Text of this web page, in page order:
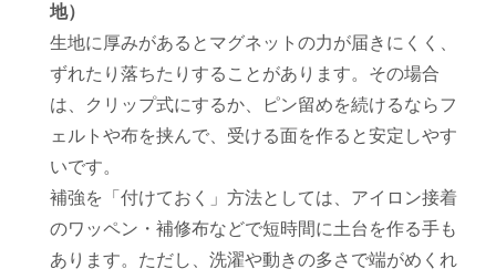
地）
生地に厚みがあるとマグネットの力が届きにくく、
ずれたり落ちたりすることがあります。その場合
は、クリップ式にするか、ピン留めを続けるならフ
ェルトや布を挟んで、受ける面を作ると安定しやす
いです。
補強を「付けておく」方法としては、アイロン接着
のワッペン・補修布などで短時間に土台を作る手も
あります。ただし、洗濯や動きの多さで端がめくれ